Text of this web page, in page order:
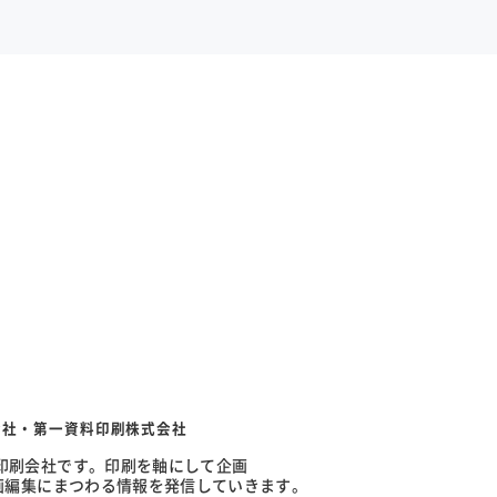
・第一資料印刷株式会社
刷会社です。印刷を軸にして企画
集にまつわる情報を発信していきます。